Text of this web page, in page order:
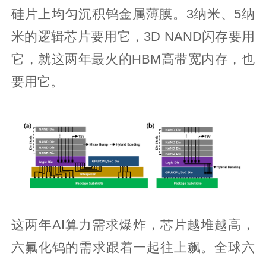
硅片上均匀沉积钨金属薄膜。3纳米、5纳
米的逻辑芯片要用它，3D NAND闪存要用
它，就这两年最火的HBM高带宽内存，也
要用它。
这两年AI算力需求爆炸，芯片越堆越高，
六氟化钨的需求跟着一起往上飙。全球六